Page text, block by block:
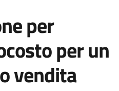
per
per un
vendita